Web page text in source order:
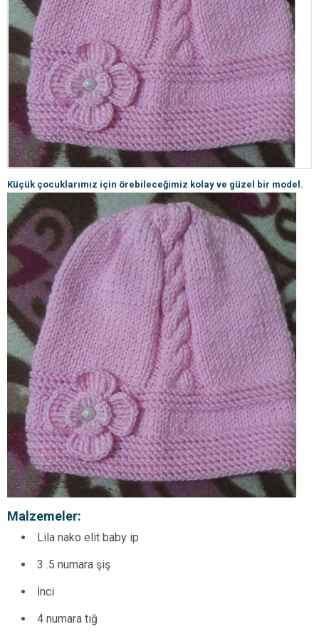
Küçük çocuklarımız için örebileceğimiz kolay ve güzel bir model.
Malzemeler:
Lila nako elit baby ip
3 .5 numara şiş
İnci
4 numara tığ